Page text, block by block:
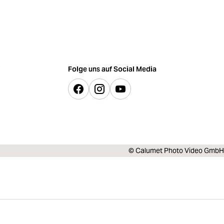
Folge uns auf Social Media
© Calumet Photo Video GmbH